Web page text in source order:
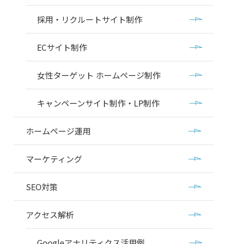
採用・リクルートサイト制作
ECサイト制作
女性ターゲット ホームページ制作
キャンペーンサイト制作・LP制作
ホームページ運用
マーケティング
SEO対策
アクセス解析